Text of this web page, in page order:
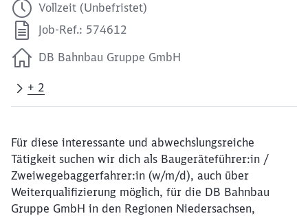
Vollzeit (Unbefristet)
Job-Ref.: 574612
DB Bahnbau Gruppe GmbH
+ 2
Für diese interessante und abwechslungsreiche
Tätigkeit suchen wir dich als Baugeräteführer:in /
Zweiwegebaggerfahrer:in (w/m/d), auch über
Weiterqualifizierung möglich, für die DB Bahnbau
Gruppe GmbH in den Regionen Niedersachsen,